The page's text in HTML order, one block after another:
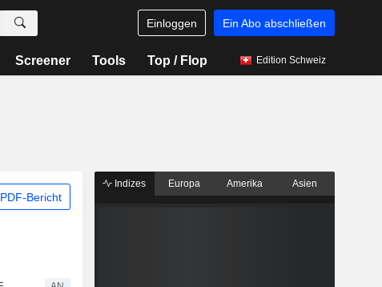
Einloggen Ein Abo abschließen
Screener Tools Top / Flop Edition Schweiz
PDF-Bericht
Indizes Europa Amerika Asien